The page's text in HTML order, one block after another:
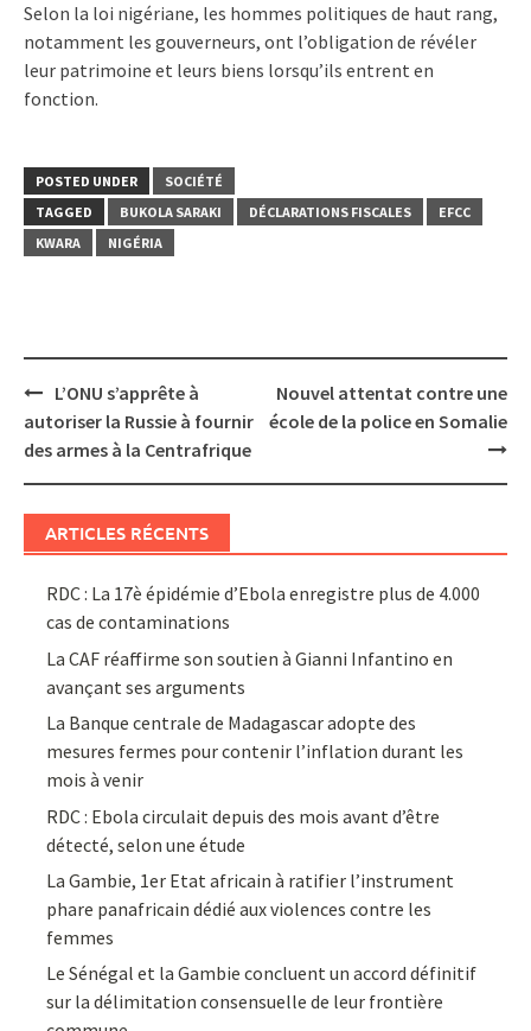
Selon la loi nigériane, les hommes politiques de haut rang,
notamment les gouverneurs, ont l’obligation de révéler
leur patrimoine et leurs biens lorsqu’ils entrent en
fonction.
POSTED UNDER
SOCIÉTÉ
TAGGED
BUKOLA SARAKI DÉCLARATIONS FISCALES
EFCC
KWARA
NIGÉRIA
Post
navigation
L’ONU s’apprête à
autoriser la Russie à fournir
des armes à la Centrafrique
Nouvel attentat contre une
école de la police en Somalie
ARTICLES RÉCENTS
RDC : La 17è épidémie d’Ebola enregistre plus de 4.000
cas de contaminations
La CAF réaffirme son soutien à Gianni Infantino en
avançant ses arguments
La Banque centrale de Madagascar adopte des
mesures fermes pour contenir l’inflation durant les
mois à venir
RDC : Ebola circulait depuis des mois avant d’être
détecté, selon une étude
La Gambie, 1er Etat africain à ratifier l’instrument
phare panafricain dédié aux violences contre les
femmes
Le Sénégal et la Gambie concluent un accord définitif
sur la délimitation consensuelle de leur frontière